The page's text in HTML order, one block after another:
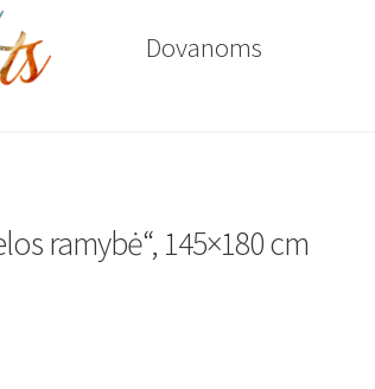
Dovanoms
ramybė“, 145×180 cm